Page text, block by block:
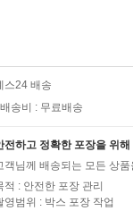
스24 배송
배송비 : 무료배송
전하고 정확한 포장을 위
객님께 배송되는 모든 상
적 : 안전한 포장 관리
영범위 : 박스 포장 작업